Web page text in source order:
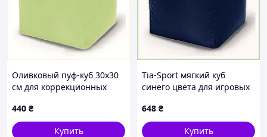
Оливковый пуф-куб 30х30
см для коррекционных
440 ₴
Купить
Tia-Sport мягкий куб
синего цвета для игровых
648 ₴
Купить